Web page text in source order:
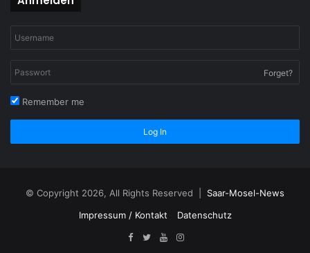
Forget?
Remember me
Log In
© Copyright 2026, All Rights Reserved | Saar-Mosel-News
Impressum / Kontakt
Datenschutz